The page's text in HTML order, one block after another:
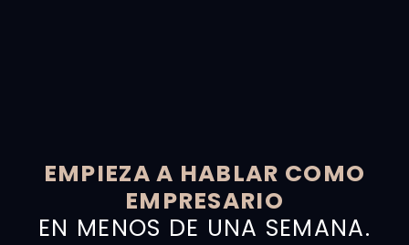
EMPIEZA A HABLAR COMO
EMPRESARIO
EN MENOS DE UNA SEMANA.